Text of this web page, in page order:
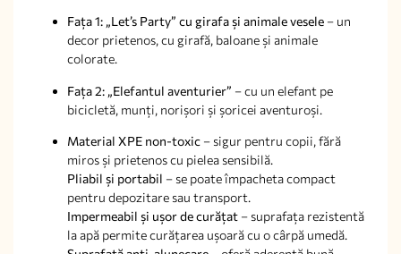
Fața 1: „Let’s Party” cu girafa și animale vesele – un
decor prietenos, cu girafă, baloane și animale
colorate.
Fața 2: „Elefantul aventurier” – cu un elefant pe
bicicletă, munți, norișori și șoricei aventuroși.
Material XPE non-toxic – sigur pentru copii, fără
miros și prietenos cu pielea sensibilă.
Pliabil și portabil – se poate împacheta compact
pentru depozitare sau transport.
Impermeabil și ușor de curățat – suprafața rezistentă
la apă permite curățarea ușoară cu o cârpă umedă.